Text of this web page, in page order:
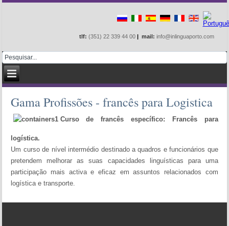
tlf: (351) 22 339 44 00 | mail: info@inlinguaporto.com
Gama Profissões - francês para Logistica
Curso de francês específico: Francês para
logística.
Um curso de nível intermédio destinado a quadros e funcionários que
pretendem melhorar as suas capacidades linguísticas para uma
participação mais activa e eficaz em assuntos relacionados com
logística e transporte.